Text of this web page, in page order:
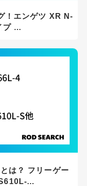
！エンゲツ XR N-
プ ...
は？ フリーゲー
...